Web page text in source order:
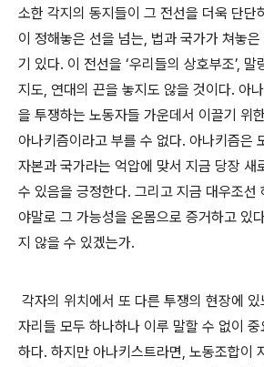
소한 각지의 동지들이 그 전선을 더욱 단단
이 정해놓은 선을 넘는, 법과 국가가 쳐놓
기 있다. 이 전선을 ‘우리들의 상호부조’, 말
지도, 연대의 끈을 놓지도 않을 것이다. 아
을 투쟁하는 노동자들 가운데서 이끌기 위
아나키즘이라고 부를 수 없다. 아나키즘은
자본과 국가라는 억압에 맞서 지금 당장 새
수 있음을 긍정한다. 그리고 지금 대우조선
야말로 그 가능성을 온몸으로 증거하고 있
지 않을 수 있겠는가.
각자의 위치에서 또 다른 투쟁의 현장에
자리들 모두 하나하나 이루 말할 수 없이
하다. 하지만 아나키스트라면, 노동조합이